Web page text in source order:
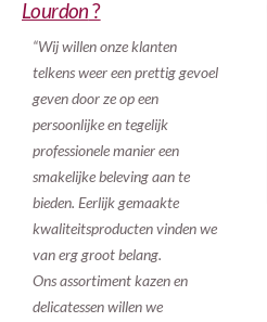
Lourdon?
“Wij willen onze klanten
telkens weer een prettig gevoel
geven door ze op een
persoonlijke en tegelijk
professionele manier een
smakelijke beleving aan te
bieden. Eerlijk gemaakte
kwaliteitsproducten vinden we
van erg groot belang.
Ons assortiment kazen en
delicatessen willen we